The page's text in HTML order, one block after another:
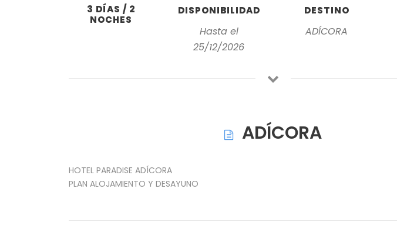
3 DÍAS / 2
NOCHES
DISPONIBILIDAD
Hasta el
25/12/2026
DESTINO
ADÍCORA
ADÍCORA
HOTEL PARADISE ADÍCORA
PLAN ALOJAMIENTO Y DESAYUNO